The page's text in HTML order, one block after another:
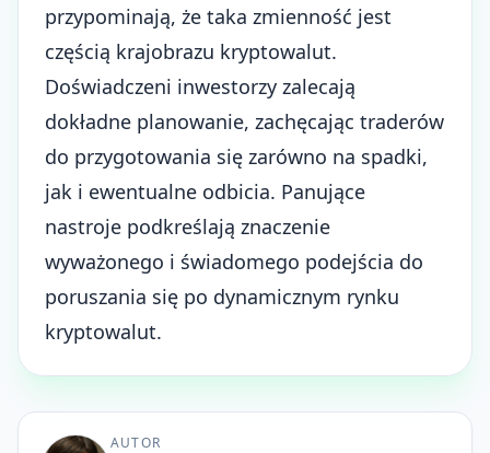
przypominają, że taka zmienność jest
częścią krajobrazu kryptowalut.
Doświadczeni inwestorzy zalecają
dokładne planowanie, zachęcając traderów
do przygotowania się zarówno na spadki,
jak i ewentualne odbicia. Panujące
nastroje podkreślają znaczenie
wyważonego i świadomego podejścia do
poruszania się po dynamicznym rynku
kryptowalut.
AUTOR